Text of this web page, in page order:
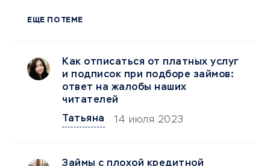
ЕЩЕ ПО ТЕМЕ
Как отписаться от платных услуг
и подписок при подборе займов:
ответ на жалобы наших
читателей
Татьяна
14 июля 2023
Займы с плохой кредитной